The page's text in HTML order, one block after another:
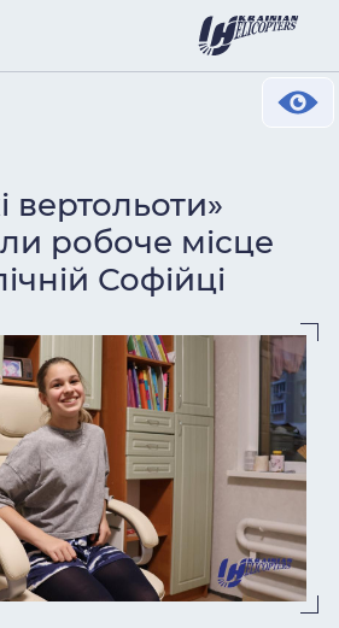
вертольоти»
робоче місце
Софійці